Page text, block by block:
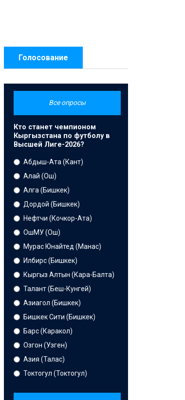
Голосование
Все опросы
Кто станет чемпионом
Кыргызстана по футболу в
Высшей Лиге-2026?
Абдыш-Ата (Кант)
Алай (Ош)
Алга (Бишкек)
Дордой (Бишкек)
Нефтчи (Кочкор-Ата)
ОшМУ (Ош)
Мурас Юнайтед (Манас)
Илбирс (Бишкек)
Кыргыз Алтын (Кара-Балта)
Талант (Беш-Кунгей)
Азиагол (Бишкек)
Бишкек Сити (Бишкек)
Барс (Каракол)
Озгон (Узген)
Азия (Талас)
Токтогул (Токтогул)